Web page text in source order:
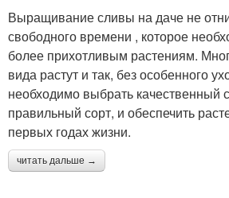
Выращивание сливы на даче не
свободного времени , которое
более прихотливым растениям.
вида растут и так, без особенного
необходимо выбрать качественный
правильный сорт, и обеспечить
первых годах жизни.
читать дальше →